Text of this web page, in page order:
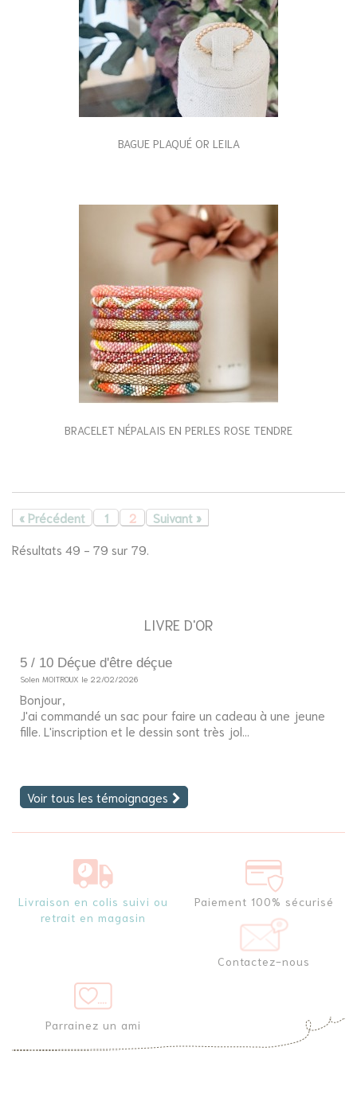
BAGUE PLAQUÉ OR LEILA
BRACELET NÉPALAIS EN PERLES ROSE TENDRE
« Précédent 1 2
Suivant »
Résultats 49 - 79 sur 79.
LIVRE D'OR
déçue
02/2026
sac pour faire un cadeau à une jeune
et le dessin sont très jol...
Envoi rapide et
Voir tous les témoignages
Livraison en colis suivi ou
retrait en magasin
Paiement 100% sécurisé
Contactez-nous
Parrainez un ami